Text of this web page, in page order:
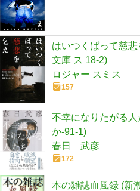
はいつくばって慈
文庫 ス 18-2)
ロジャー スミス
157
不幸になりたがる
か-91-1)
春日 武彦
172
本の雑誌血風録 (新